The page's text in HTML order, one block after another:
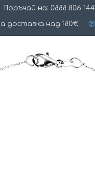
Поръчай на: 0888 806 144
доставка над 180€